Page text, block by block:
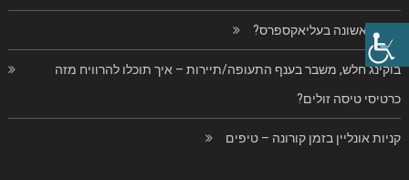
פעם ראשונה בעליאקספרס?
בוקינג חלש, משבר בענף התעופה/תיירות – איך תוכלו להרוויח מזה
כרטיסי טיסה זולים?
קניות אונליין בזמן קורונה – טיפים